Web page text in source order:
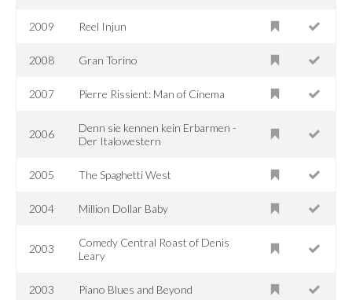
2009 Reel Injun
2008 Gran Torino
2007 Pierre Rissient: Man of Cinema
2006
Denn sie kennen kein Erbarmen -
Der Italowestern
2005 The Spaghetti West
2004 Million Dollar Baby
2003
Comedy Central Roast of Denis
Leary
2003 Piano Blues and Beyond